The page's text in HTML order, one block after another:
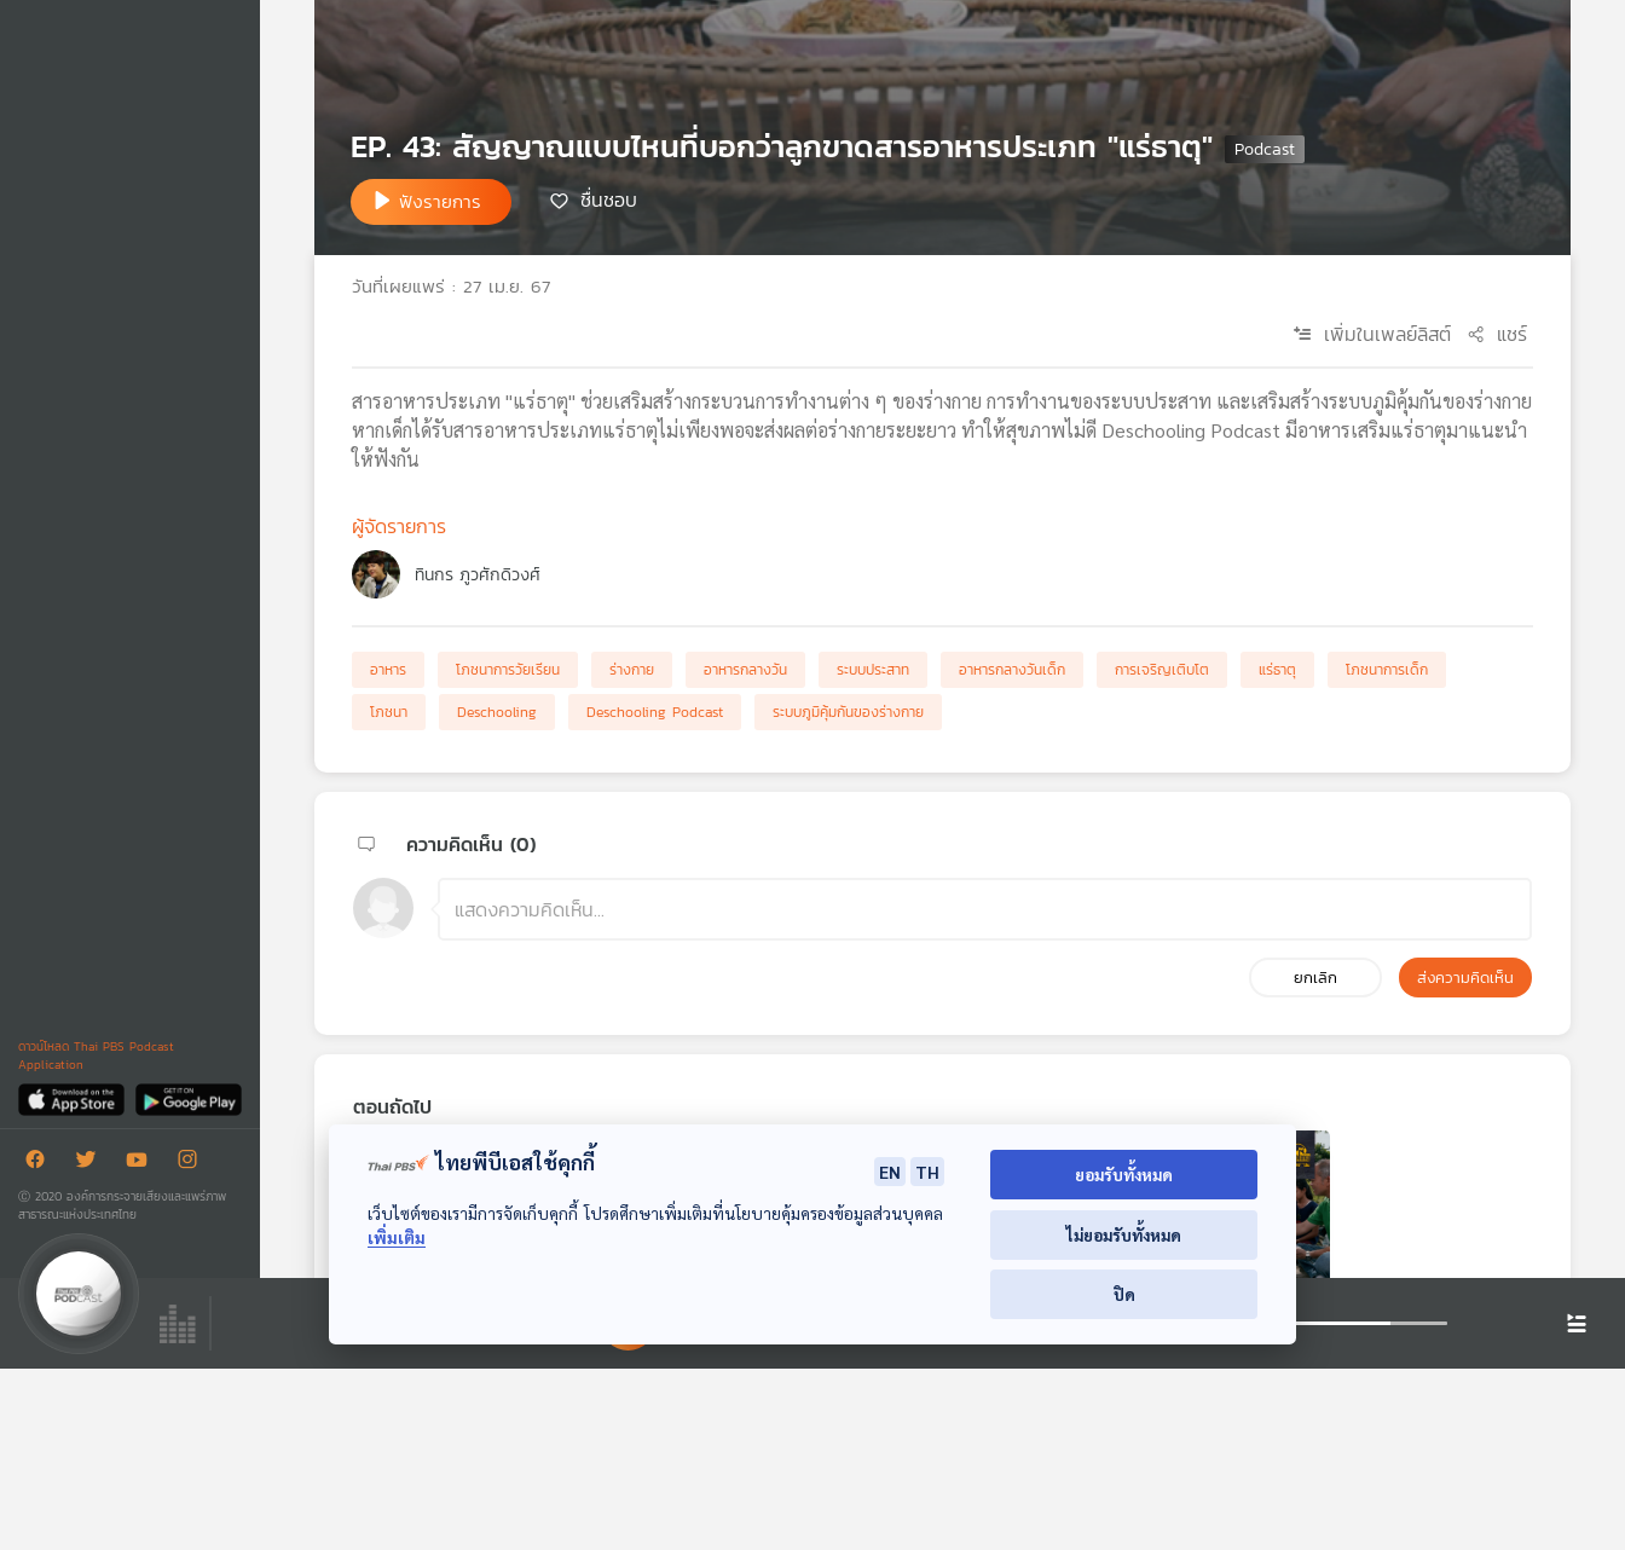
ดาวน์โหลด Thai PBS Podcast
Application
Ⓒ 2020 องค์การกระจายเสียงและแพร่ภาพ
สาธารณะแห่งประเทศไทย
EP. 43: สัญญาณแบบไหนที่บอกว่าลูกขาดสารอาหารประเภท "แร่ธาตุ"
ฟังรายการ ชื่นชอบ
วันที่เผยแพร่ : 27 เม.ย. 67
เพิ่มในเพลย์ลิสต์ แชร์
สารอาหารประเภท "แร่ธาตุ" ช่วยเสริมสร้างกระบวนการทำงานต่าง ๆ ของร่างกาย การทำงานของระบบประสาท และเสริมสร้างระบบภูมิคุ้มกันของร่างกาย
หากเด็กได้รับสารอาหารประเภทแร่ธาตุไม่เพียงพอจะส่งผลต่อร่างกายระยะยาว ทำให้สุขภาพไม่ดี Deschooling Podcast มีอาหารเสริมแร่ธาตุมาแนะนำ
ให้ฟังกัน
ผู้จัดรายการ
ทินกร ภูวศักดิวงศ์
อาหาร โภชนาการวัยเรียน ร่างกาย อาหารกลางวัน ระบบประสาท อาหารกลางวันเด็ก การเจริญเติบโต แร่ธาตุ
โภชนาการเด็ก
โภชนา
Deschooling Deschooling Podcast ระบบภูมิคุ้มกันของร่างกาย
ความคิดเห็น (0)
ยกเลิก ส่งความคิดเห็น
ตอนถัดไป
นิด ก่อนคิดจะซื้อ
อะไรบ้างที่เด็กวัยเรียน
อะไรบ้างที่เด็กวัยเรียน
EP. 47: อ่านฉลาก
อย่างฉลาด จะไม่
EP. 48: สร้างวินัย
การกินแบบไม่เอาท์
00:00:00
ไทยพีบีเอสใช้คุกกี้ EN
TH
เว็บไซต์ของเรามีการจัดเก็บคุกกี้ โปรดศึกษาเพิ่มเติมที่นโยบายคุ้มครองข้อมูลส่วนบุคคล
เพิ่มเติม
ยอมรับทั้งหมด
ไม่ยอมรับทั้งหมด
ปิด